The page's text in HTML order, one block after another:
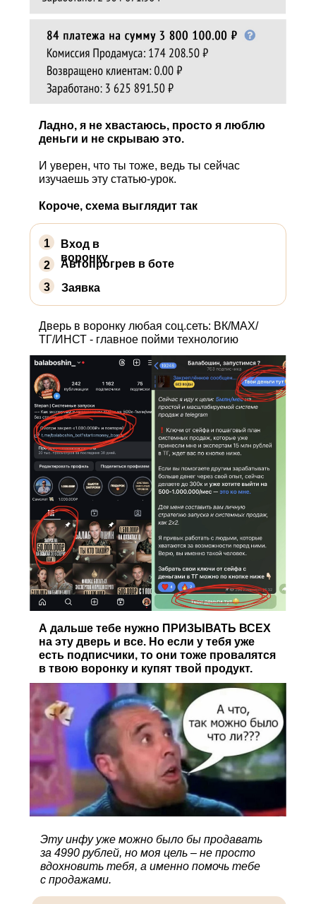
Ладно, я не хвастаюсь, просто я люблю
деньги и не скрываю это.
И уверен, что ты тоже, ведь ты сейчас
изучаешь эту статью-урок.
Короче, схема выглядит так
1
Вход в
воронку
2 Автопрогрев в боте
Дверь в воронку любая соц.сеть: ВК/МАХ/
ТГ/ИНСТ - главное пойми технологию
А дальше тебе нужно ПРИЗЫВАТЬ ВСЕХ
на эту дверь и все. Но если у тебя уже
есть подписчики, то они тоже провалятся
в твою воронку и купят твой продукт.
3 Заявка
Эту инфу уже можно было бы продавать
за 4990 рублей, но моя цель – не просто
вдохновить тебя, а именно помочь тебе
с продажами.